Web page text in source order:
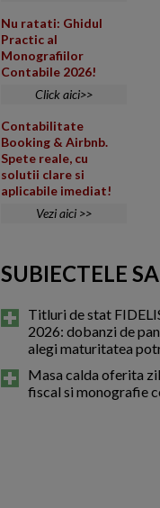
Nu ratati: Ghidul
Practic al
Monografiilor
Contabile 2026!
Click aici>>
Contabilitate
Booking & Airbnb.
Spete reale, cu
solutii clare si
aplicabile imediat!
Vezi aici >>
SUBIECTELE
Titluri de stat
2026: dobanzi de
alegi maturitatea
Masa calda oferita
fiscal si monografie